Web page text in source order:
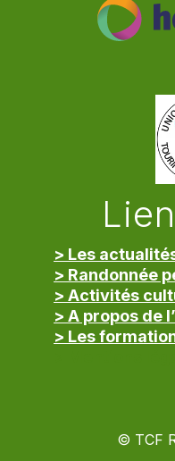
> Les
> Randonnée
> Activités
> A propos de
> Les
© TCF